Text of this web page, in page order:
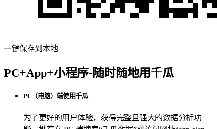
一键保存到本地
PC+App+小程序-随时随地用千瓜
PC（电脑）端使用千瓜
为了更好的用户体验，获得完整且强大的数据分析功